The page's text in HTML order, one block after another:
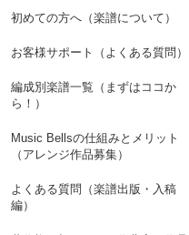
初めての方へ（楽譜について）
お客様サポート（よくある質問）
編成別楽譜一覧（まずはココか
ら！）
Music Bellsの仕組みとメリット
（アレンジ作品募集）
よくある質問（楽譜出版・入稿
編）